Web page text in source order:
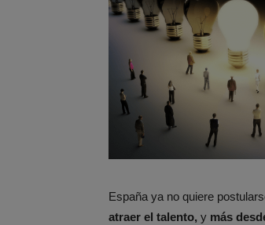
España ya no quiere
atraer el talento, y más